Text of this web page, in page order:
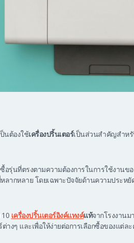
นต้องใช้เครื่องปริ้นเตอร์เป็นส่วนสำคัญสำหรั
อรุ่นที่ตรงตามความต้องการในการใช้งาน
ากหลาย โดยเฉพาะปัจจัยด้านความประหยั
เครื่องปริ้นเตอร์อิงค์แทงค์แท้จากโรงงาน
ต่างๆ และเพื่อให้ง่ายต่อการเลือกซื้อของแต่ล